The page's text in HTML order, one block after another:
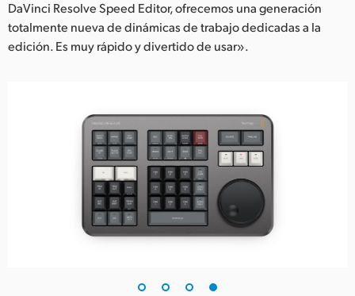
DaVinci Resolve Speed Editor, ofrecemos una generación
totalmente nueva de dinámicas de trabajo dedicadas a la
edición. Es muy rápido y divertido de usar».